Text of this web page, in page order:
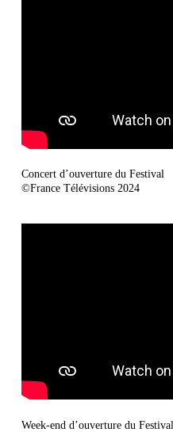
Concert d’ouverture du Festival
©France Télévisions 2024
Week-end d’ouverture du Festival